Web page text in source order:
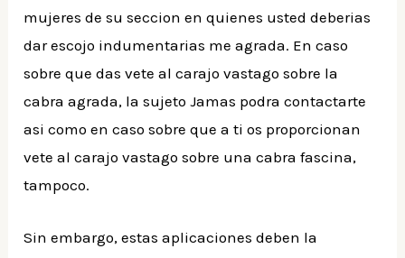
mujeres de su seccion en quienes usted deberias
dar escojo indumentarias me agrada. En caso
sobre que das vete al carajo vastago sobre la
cabra agrada, la sujeto Jamas podra contactarte
asi como en caso sobre que a ti os proporcionan
vete al carajo vastago sobre una cabra fascina,
tampoco.
Sin embargo, estas aplicaciones deben la